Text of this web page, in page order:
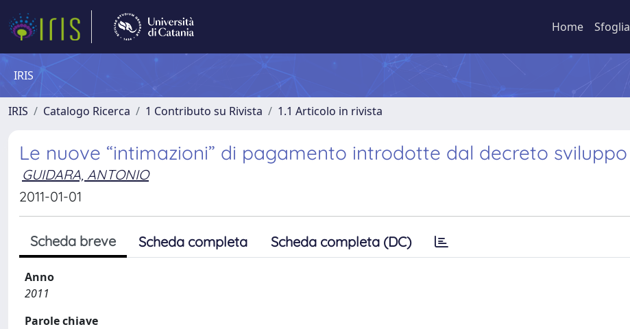
Home Sfoglia
IRIS
IRIS Catalogo Ricerca 1 Contributo su Rivista 1.1 Articolo in rivista
Le nuove “intimazioni” di pagamento introdotte dal decreto sviluppo
GUIDARA, ANTONIO
2011-01-01
Scheda breve Scheda completa Scheda completa (DC)
Anno
2011
Parole chiave